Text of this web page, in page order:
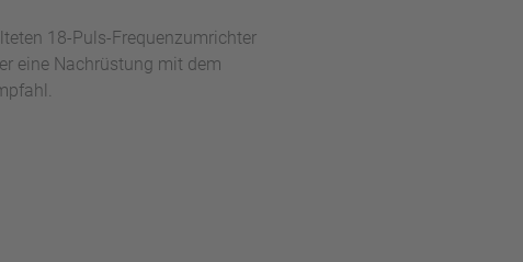
18-Puls-Frequenzumrichter
eine Nachrüstung mit dem